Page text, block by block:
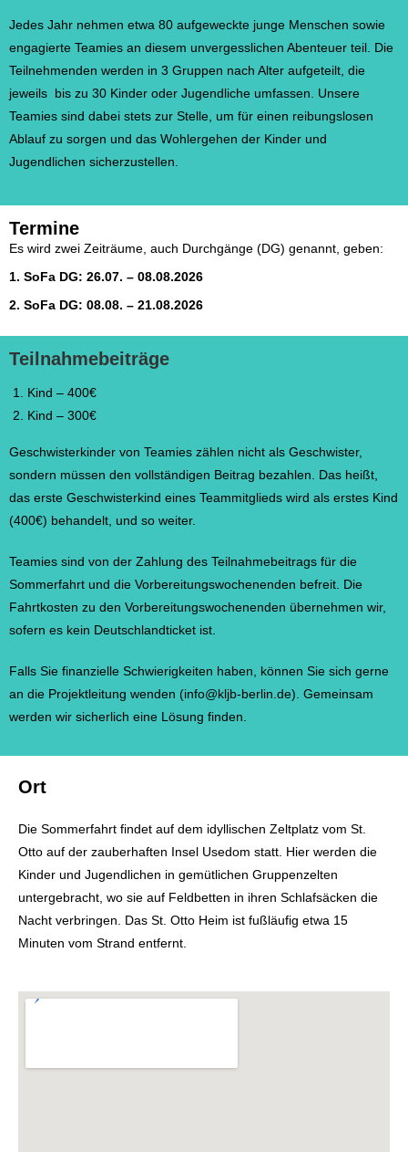
Jedes Jahr nehmen etwa 80 aufgeweckte junge Menschen sowie
engagierte Teamies an diesem unvergesslichen Abenteuer teil. Die
Teilnehmenden werden in 3 Gruppen nach Alter aufgeteilt, die
jeweils bis zu 30 Kinder oder Jugendliche umfassen. Unsere
Teamies sind dabei stets zur Stelle, um für einen reibungslosen
Ablauf zu sorgen und das Wohlergehen der Kinder und
Jugendlichen sicherzustellen.
Termine
Es wird zwei Zeiträume, auch Durchgänge (DG) genannt, geben:
1. SoFa DG: 26.07. – 08.08.2026
2. SoFa DG: 08.08. – 21.08.2026
Teilnahmebeiträge
Kind – 400€
Kind – 300€
Geschwisterkinder von Teamies zählen nicht als Geschwister,
sondern müssen den vollständigen Beitrag bezahlen. Das heißt,
das erste Geschwisterkind eines Teammitglieds wird als erstes Kind
(400€) behandelt, und so weiter.
Teamies sind von der Zahlung des Teilnahmebeitrags für die
Sommerfahrt und die Vorbereitungswochenenden befreit. Die
Fahrtkosten zu den Vorbereitungswochenenden übernehmen wir,
sofern es kein Deutschlandticket ist.
Falls Sie finanzielle Schwierigkeiten haben, können Sie sich gerne
an die Projektleitung wenden (info@kljb-berlin.de). Gemeinsam
werden wir sicherlich eine Lösung finden.
Ort
Die Sommerfahrt findet auf dem idyllischen Zeltplatz vom St.
Otto auf der zauberhaften Insel Usedom statt. Hier werden die
Kinder und Jugendlichen in gemütlichen Gruppenzelten
untergebracht, wo sie auf Feldbetten in ihren Schlafsäcken die
Nacht verbringen. Das St. Otto Heim ist fußläufig etwa 15
Minuten vom Strand entfernt.